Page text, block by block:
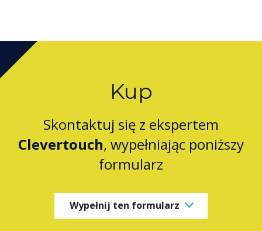
Kup
Skontaktuj się z ekspertem
Clevertouch, wypełniając poniższy
formularz
Wypełnij ten formularz